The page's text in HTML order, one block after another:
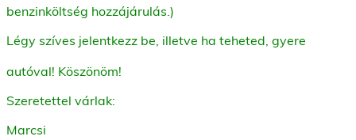
benzinköltség hozzájárulás.)
Légy szíves jelentkezz be, illetve ha teheted, gyere
autóval! Köszönöm!
Szeretettel várlak:
Marcsi